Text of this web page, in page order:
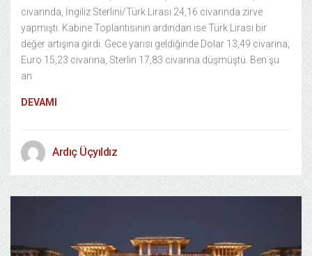
civarında, İngiliz Sterlini/Türk Lirası 24,16 civarında zirve
yapmıştı. Kabine Toplantısının ardından ise Türk Lirası bir
değer artışına girdi. Gece yarısı geldiğinde Dolar 13,49 civarına,
Euro 15,23 civarına, Sterlin 17,83 civarına düşmüştü. Ben şu
an
DEVAMI
Ardıç Üçyıldız